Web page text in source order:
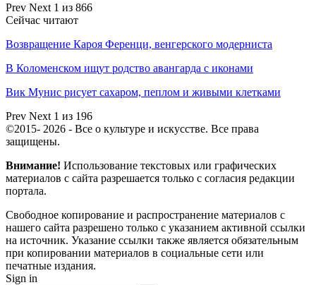
Prev Next 1 из 866
Сейчас читают
Возвращение Кароя Ференци, венгерского модерниста
В Коломенском ищут родство авангарда с иконами
Вик Мунис рисует сахаром, пеплом и живыми клетками
Prev Next 1 из 196
©2015- 2026 - Все о культуре и искусстве. Все права
защищены.
Внимание! Использование текстовых или графических
материалов с сайта разрешается только c согласия редакции
портала.
Свободное копирование и распространение материалов с
нашего сайта разрешено только с указанием активной ссылки
на источник. Указание ссылки также является обязательным
при копировании материалов в социальные сети или
печатные издания.
Sign in